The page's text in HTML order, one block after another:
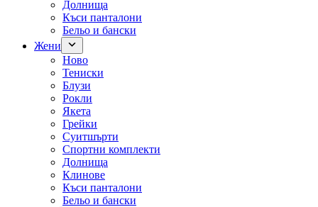
Долнища
Къси панталони
Бельо и бански
Жени
Ново
Тениски
Блузи
Рокли
Якета
Грейки
Суитшърти
Спортни комплекти
Долнища
Клинове
Къси панталони
Бельо и бански